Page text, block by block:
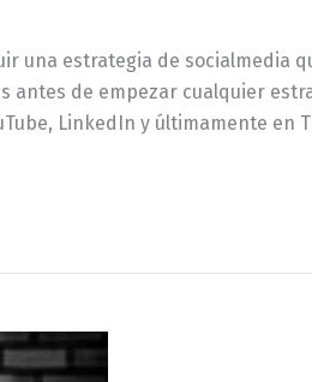
una estrategia de socialmedia
antes de empezar cualquier
LinkedIn y últimamente en